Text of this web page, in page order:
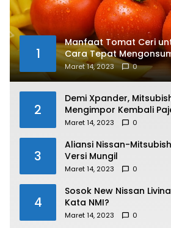
1
Manfaat Tomat Ceri
Cara Tepat
Maret 14, 2023 0
2
Demi Xpander,
Mengimpor Kembali
Maret 14, 2023 0
3
Aliansi Nissan-
Versi Mungil
Maret 14, 2023 0
4
Sosok New Nissan
Kata NMI?
Maret 14, 2023 0